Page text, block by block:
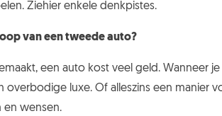
Ziehier enkele denkpistes.
van een tweede auto?
een auto kost veel geld. Wanneer
luxe. Of alleszins een manier
en wensen.